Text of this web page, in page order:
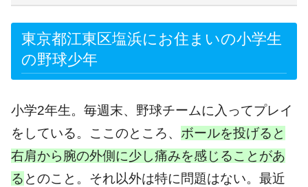
東京都江東区塩浜にお住まいの小学生
の野球少年
小学2年生。毎週末、野球チームに入ってプレイ
をしている。ここのところ、 ボールを投げると
右肩から腕の外側に少し痛みを感じることがあ
る とのこと。それ以外は特に問題はない。最近